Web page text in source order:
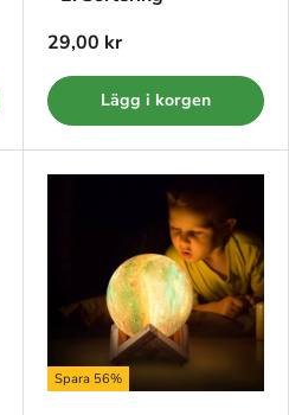
29,00 kr
Lägg i korgen
Spara 56%